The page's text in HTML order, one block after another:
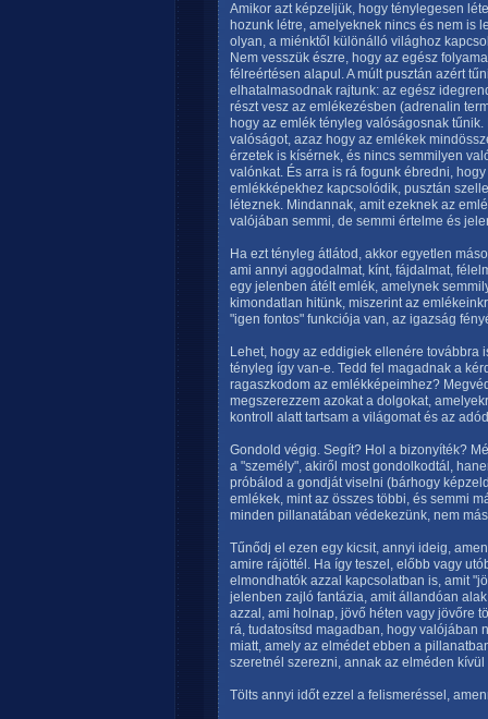
Amikor azt képzeljük, hogy ténylegesen
hozunk létre, amelyeknek nincs és nem is
olyan, a miénktől különálló világhoz
Nem vesszük észre, hogy az egész
félreértésen alapul. A múlt pusztán azért
elhatalmasodnak rajtunk: az egész
részt vesz az emlékezésben (adrenalin
hogy az emlék tényleg valóságosnak
valóságot, azaz hogy az emlékek
érzetek is kísérnek, és nincs semmilyen
valónkat. És arra is rá fogunk ébredni,
emlékképekhez kapcsolódik, pusztán
léteznek. Mindannak, amit ezeknek az
valójában semmi, de semmi értelme és
Ha ezt tényleg átlátod, akkor egyetlen
ami annyi aggodalmat, kínt, fájdalmat,
egy jelenben átélt emlék, amelynek
kimondatlan hitünk, miszerint az
"igen fontos" funkciója van, az igazság
Lehet, hogy az eddigiek ellenére
tényleg így van-e. Tedd fel magadnak a
ragaszkodom az emlékképeimhez?
megszerezzem azokat a dolgokat,
kontroll alatt tartsam a világomat és az
Gondold végig. Segít? Hol a bizonyíték?
a "személy", akiről most gondolkodtál,
próbálod a gondját viselni (bárhogy
emlékek, mint az összes többi, és semmi
minden pillanatában védekezünk, nem
Tűnődj el ezen egy kicsit, annyi ideig,
amire rájöttél. Ha így teszel, előbb vagy
elmondhatók azzal kapcsolatban is, amit
jelenben zajló fantázia, amit állandóan
azzal, ami holnap, jövő héten vagy jövőre
rá, tudatosítsd magadban, hogy valójában
miatt, amely az elmédet ebben a
szeretnél szerezni, annak az elméden
Tölts annyi időt ezzel a felismeréssel,